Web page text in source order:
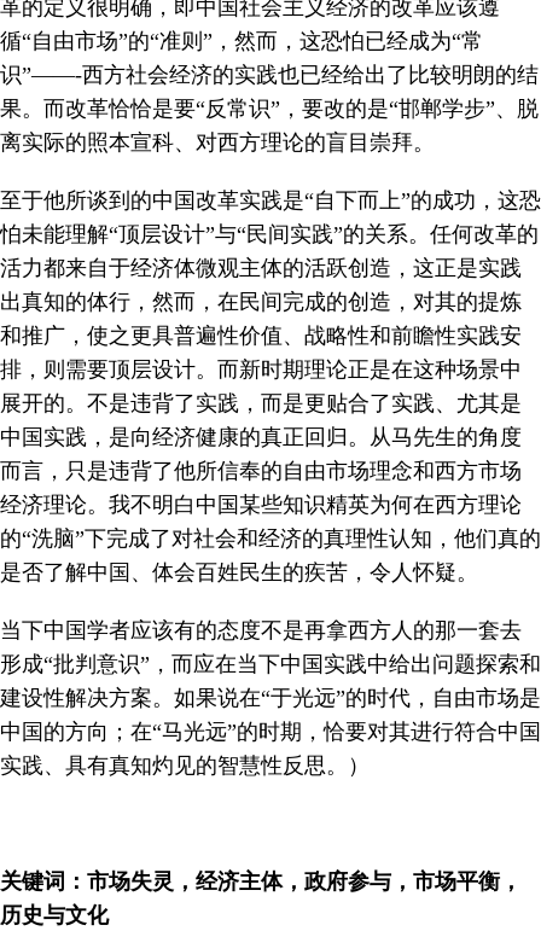
革的定义很明确，即中国社会主义经济的改革应该遵
循“自由市场”的“准则”，然而，这恐怕已经成为“常
识”——-西方社会经济的实践也已经给出了比较明朗的结
果。而改革恰恰是要“反常识”，要改的是“邯郸学步”、脱
离实际的照本宣科、对西方理论的盲目崇拜。
至于他所谈到的中国改革实践是“自下而上”的成功，这恐
怕未能理解“顶层设计”与“民间实践”的关系。任何改革的
活力都来自于经济体微观主体的活跃创造，这正是实践
出真知的体行，然而，在民间完成的创造，对其的提炼
和推广，使之更具普遍性价值、战略性和前瞻性实践安
排，则需要顶层设计。而新时期理论正是在这种场景中
展开的。不是违背了实践，而是更贴合了实践、尤其是
中国实践，是向经济健康的真正回归。从马先生的角度
而言，只是违背了他所信奉的自由市场理念和西方市场
经济理论。我不明白中国某些知识精英为何在西方理论
的“洗脑”下完成了对社会和经济的真理性认知，他们真的
是否了解中国、体会百姓民生的疾苦，令人怀疑。
当下中国学者应该有的态度不是再拿西方人的那一套去
形成“批判意识”，而应在当下中国实践中给出问题探索和
建设性解决方案。如果说在“于光远”的时代，自由市场是
中国的方向；在“马光远”的时期，恰要对其进行符合中国
实践、具有真知灼见的智慧性反思。）
关键词：市场失灵，经济主体，政府参与，市场平衡，
历史与文化